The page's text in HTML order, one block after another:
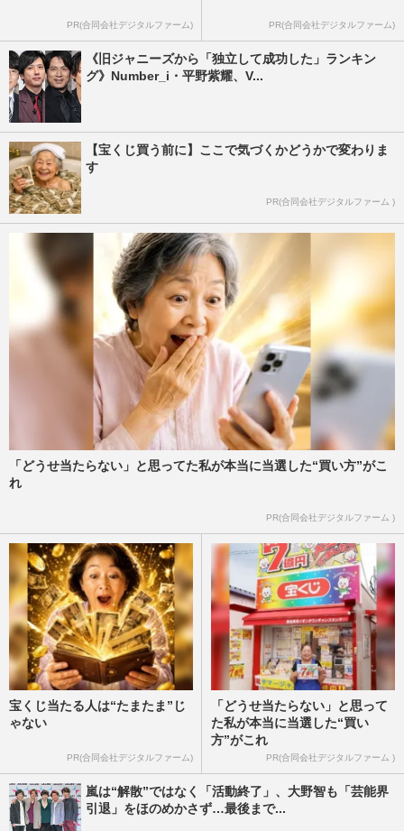
PR(合同会社デジタルファーム) PR(合同会社デジタルファーム)
《旧ジャニーズから「独立して成功した」ランキン
グ》Number_i・平野紫耀、V...
【宝くじ買う前に】ここで気づくかどうかで変わりま
す
PR(合同会社デジタルファーム )
「どうせ当たらない」と思ってた私が本当に当選した“買い方”がこ
れ
PR(合同会社デジタルファーム )
宝くじ当たる人は“たまたま”じ
ゃない
PR(合同会社デジタルファーム)
「どうせ当たらない」と思って
た私が本当に当選した“買い
方”がこれ
PR(合同会社デジタルファーム )
嵐は“解散”ではなく「活動終了」、大野智も「芸能界
引退」をほのめかさず…最後まで...